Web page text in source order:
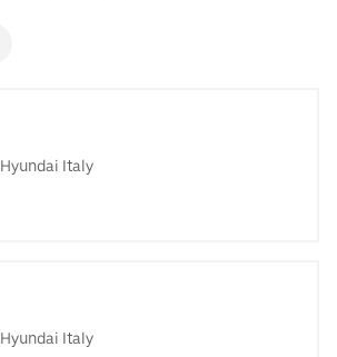
Hyundai Italy
Hyundai Italy